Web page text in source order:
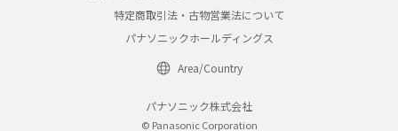
特定商取引法・古物営業法について
パナソニックホールディングス
Area/Country
パナソニック株式会社
© Panasonic Corporation